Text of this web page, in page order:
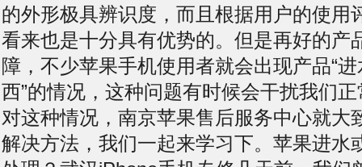
的外形极具辨识度，而且根据用户的使用
看来也是十分具有优势的。但是再好的产
障，不少苹果手机使用者就会出现产品“
西”的情况，这种问题有时候会干扰我们
对这种情况，南京苹果售后服务中心就大
解决方法，我们一起来学习下。苹果进水